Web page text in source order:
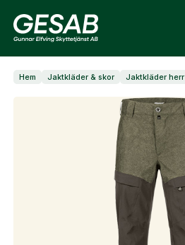
Ammunition
Utrustning
Jaktkläder & skor
Hem Jaktkläder & skor Jaktkläder herr